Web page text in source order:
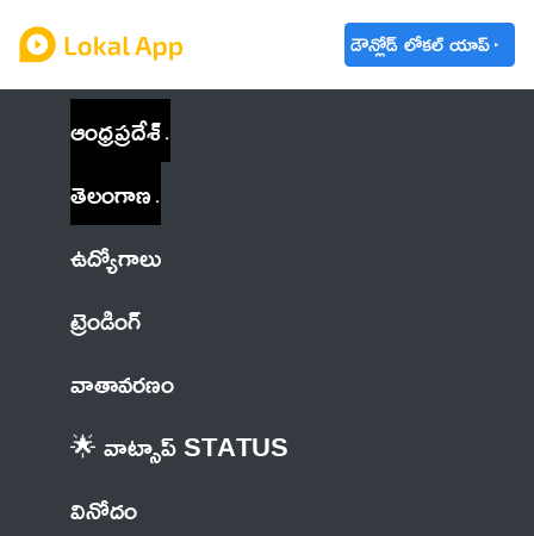
డౌన్లోడ్ లోకల్ యాప్
ఆంధ్రప్రదేశ్
తెలంగాణ
ఉద్యోగాలు
ట్రెండింగ్
వాతావరణం
🌟 వాట్సాప్ STATUS
వినోదం